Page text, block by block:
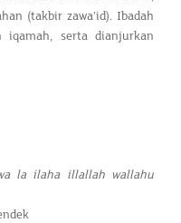
(takbir zawa’id). Ibadah
iqamah, serta dianjurkan
la ilaha illallah wallahu